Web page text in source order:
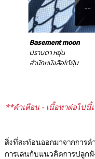
Basement moon
ปราบดา หยุ่น
สำนักหนังสือไต้ฝุ่น
**คำเตือน - เนื้อหาต่อไปนี้
สิ่งที่สะท้อนออกมาจากการ
การเล่นกับแนวคิดการปลูก